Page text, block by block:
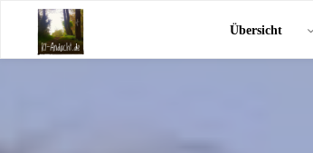
springen
Übersicht